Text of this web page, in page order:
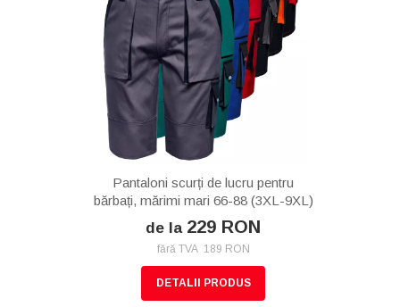
Pantaloni scurți de lucru pentru
bărbați, mărimi mari 66-88 (3XL-9XL)
de la 229 RON
fără TVA 189 RON
DETALII PRODUS